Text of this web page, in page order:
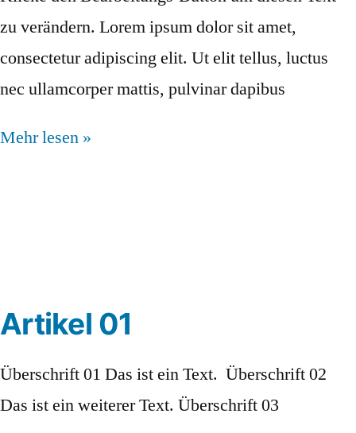
zu verändern. Lorem ipsum dolor sit amet,
consectetur adipiscing elit. Ut elit tellus, luctus
nec ullamcorper mattis, pulvinar dapibus
Mehr lesen »
Artikel 01
Überschrift 01 Das ist ein Text. Überschrift 02
Das ist ein weiterer Text. Überschrift 03